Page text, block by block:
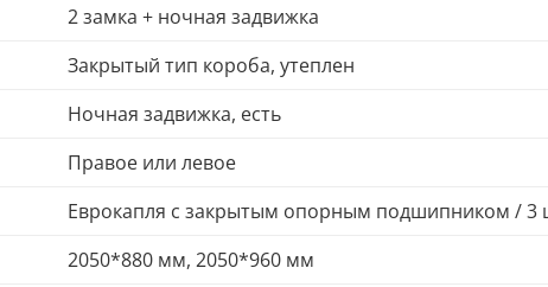
2 замка + ночная задвижка
Закрытый тип короба, утеплен
Ночная задвижка, есть
Правое или левое
Еврокапля с закрытым опорным подшипником / 3
2050*880 мм, 2050*960 мм